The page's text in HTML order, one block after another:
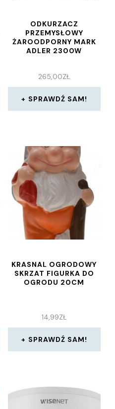
ODKURZACZ
PRZEMYSŁOWY
ŻAROODPORNY MARK
ADLER 2300W
265,00ZŁ
SPRAWDŹ SAM!
KRASNAL OGRODOWY
SKRZAT FIGURKA DO
OGRODU 20CM
14,99ZŁ
SPRAWDŹ SAM!